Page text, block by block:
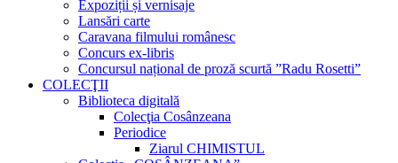
Expoziții și vernisaje
Lansări carte
Caravana filmului românesc
Concurs ex-libris
Concursul național de proză scurtă ”Radu Rosetti”
COLECŢII
Biblioteca digitală
Colecţia Cosânzeana
Periodice
Ziarul CHIMISTUL